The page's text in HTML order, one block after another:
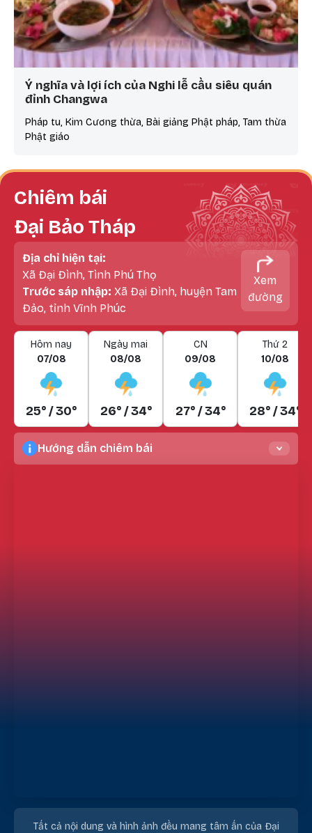
Ý nghĩa và lợi ích của Nghi lễ cầu siêu quán
đỉnh Changwa
Pháp tu, Kim Cương thừa, Bài giảng Phật pháp, Tam thừa
Phật giáo
Chiêm bái
Đại Bảo Tháp
Địa chỉ hiện tại:
Xã Đại Đình, Tình Phú Thọ
Trước sáp nhập: Xã Đại Đình, huyện Tam
Đảo, tỉnh Vĩnh Phúc
Xem
đường
Hôm nay
07/08
25° / 30°
Ngày mai
08/08
26° / 34°
CN
09/08
27° / 34°
Thứ 2
10/08
28° / 34°
Hướng dẫn chiêm bái
Tất cả nội dung và hình ảnh đều mang tâm ấn của Đại